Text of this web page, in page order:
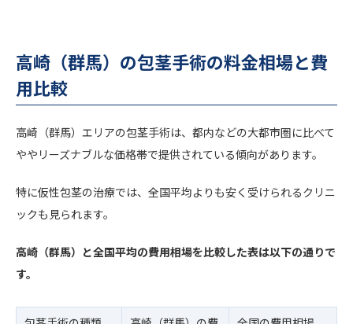
高崎（群馬）の包茎手術の料金相場と費
用比較
高崎（群馬）エリアの包茎手術は、都内などの大都市圏に比べて
ややリーズナブルな価格帯で提供されている傾向があります。
特に仮性包茎の治療では、全国平均よりも安く受けられるクリニ
ックも見られます。
高崎（群馬）と全国平均の費用相場を比較した表は以下の通りで
す。